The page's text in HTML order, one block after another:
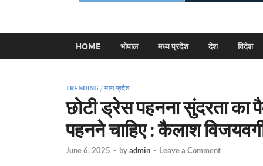
HOME भोपाल मध्य प्रदेश देश विदेश
TRENDING / मध्य प्रदेश
छोटी ड्रेस पहनना सुंदरता का
पहनने चाहिए : कैलाश
June 6, 2025 - byadmin - Leave a Comment